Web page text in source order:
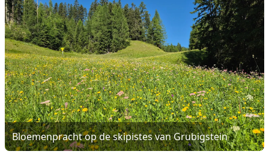
Bloemenpracht op de skipistes van Grubigstein